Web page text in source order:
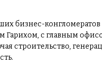
бизнес-
Гарихом, с главным
строительство,